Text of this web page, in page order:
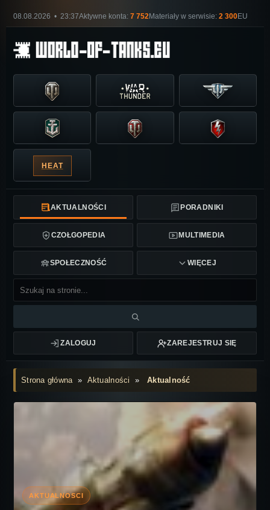
08.08.2026 • 23:37Aktywne konta: 7 752Materiały w serwisie: 2 300EU
HEAT
AKTUALNOŚCI PORADNIKI
CZOŁGOPEDIA MULTIMEDIA
SPOŁECZNOŚĆ WIĘCEJ
ZALOGUJ ZAREJESTRUJ SIĘ
Strona główna» Aktualności »Aktualność